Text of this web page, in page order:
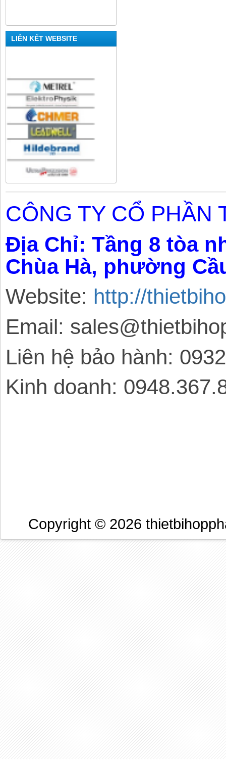
LIÊN KẾT WEBSITE
CÔNG TY CỔ PHẦN
Địa Chỉ: Tầng 8 tòa
Chùa Hà, phường
Website: http://
Email:
Liên hệ bảo hành:
Kinh doanh:
Copyright © 2026